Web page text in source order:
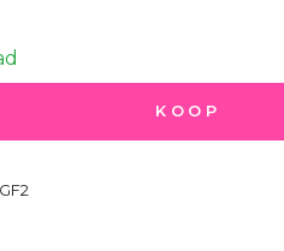
KOOP
GF2